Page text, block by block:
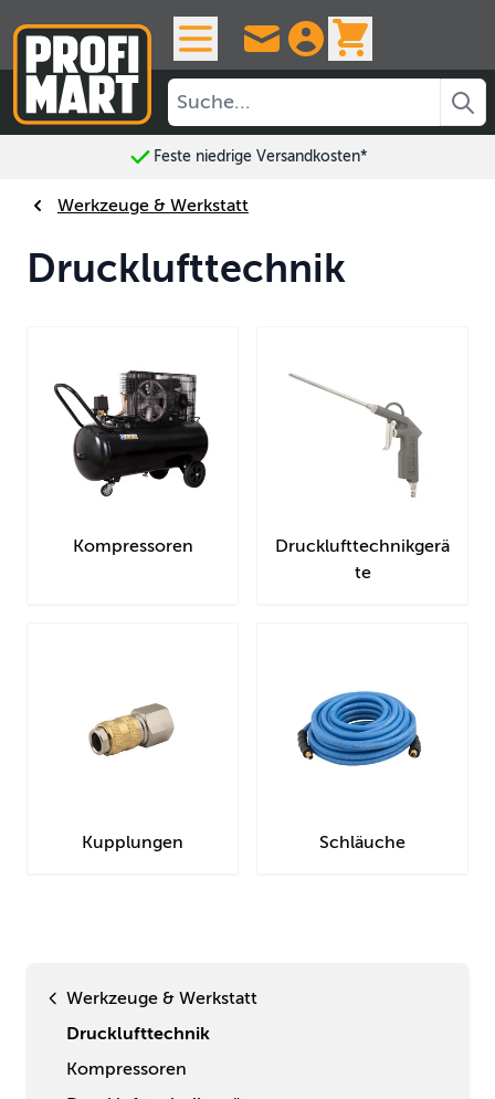
Feste niedrige Versandkosten*
Werkzeuge & Werkstatt
Werkzeuge & Werkstatt
Drucklufttechnik
Kompressoren
Drucklufttechnik
Kompressoren
Drucklufttechnikgerä
te
Kupplungen Schläuche